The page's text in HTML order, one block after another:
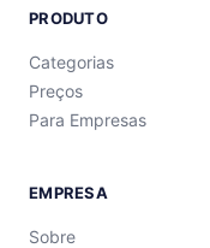
PRODUTO
Categorias
Preços
Para Empresas
EMPRESA
Sobre